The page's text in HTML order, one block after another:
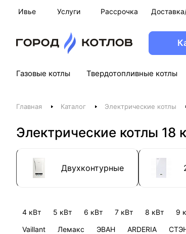
Ивье Услуги Рассрочка
Газовые котлы Твердотопливные котлы
Главная Каталог Электрические котлы
Электрические котлы 18
Двухконтурные
4 кВт 5 кВт 6 кВт 7 кВт 8 кВт 9
Vaillant
Лемакс ЭВАН ARDERIA